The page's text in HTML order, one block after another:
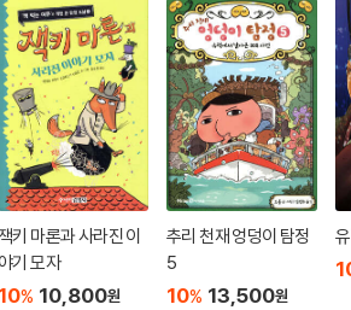
잭키 마론과 사라진 이
야기 모자
10% 10,800원
추리 천재 엉덩이 탐정
5
10% 13,500원